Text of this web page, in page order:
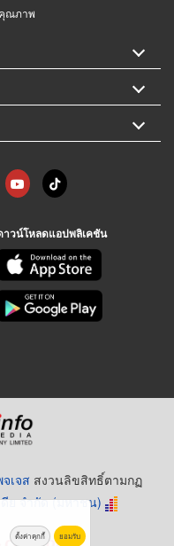
ณภาพ
าวน์โหลดแอปพลิเคชัน
เจส สงวนลิขสิทธิ์ตามกฏ
ย จำกัด (มหาชน)
ตั้งค่าคุกกี้ ยอมรับ